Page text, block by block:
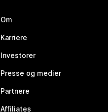
Om
Karriere
Investorer
Presse og medier
Partnere
Affiliates